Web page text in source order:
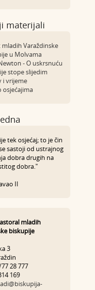
materijali
mladih Varaždinske
u Molvama
- O uskrsnuću
stope slijedim
i vrijeme
osjećajima
tek osjećaj; to je čin
sastoji od ustrajnog
dobra drugih na
dobra."
II
mladih
biskupije
3
28 777
169